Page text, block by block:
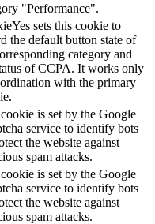
"Performance".
sets this cookie to
the default button state of
category and
of CCPA. It works only
with the primary
is set by the Google
service to identify bots
the website against
spam attacks.
is set by the Google
service to identify bots
the website against
spam attacks.